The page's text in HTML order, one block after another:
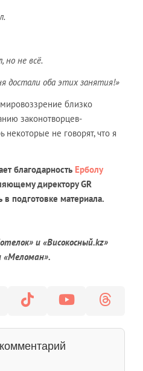
но не всё.
достали оба этих занятия!»
близко
законотворцев-
некоторые не говорят, что я
благодарность Ерболу
директору GR
подготовке материала.
и «Високосный.kz»
«Меломан».